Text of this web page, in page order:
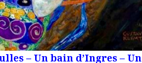
– Un bain d’Ingres – Un